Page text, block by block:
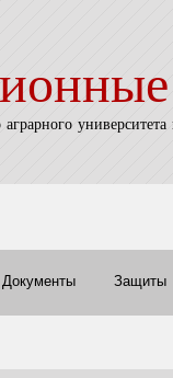
аграрного
Документы Защиты